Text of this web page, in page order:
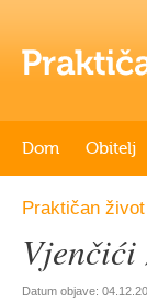
Dom Obitelj
Praktičan život
Vjenčići
Datum objave: